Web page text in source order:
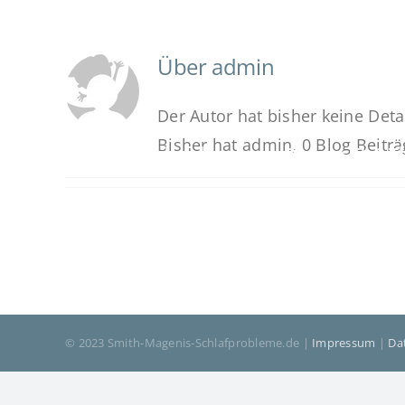
springen
Ursachen & Risikofaktoren Diagnostik &
Überadmin
Der Autor hat bisher keine
Bisher hat admin, 0 Blog
© 2023 Smith-Magenis-Schlafprobleme.de | Impressum |